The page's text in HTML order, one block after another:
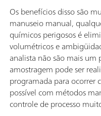
Os benefícios disso são
manuseio manual,
químicos perigosos é
volumétricos e
analista não são mais
amostragem pode ser
programada para ocorrer
possível com métodos
controle de processo